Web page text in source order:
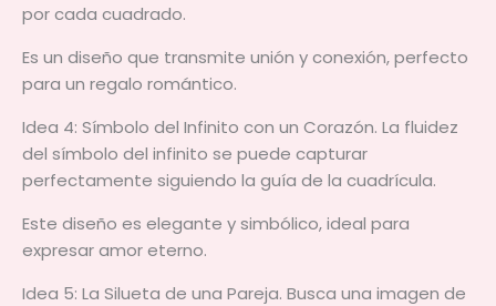
por cada cuadrado.
Es un diseño que transmite unión y conexión, perfecto
para un regalo romántico.
Idea 4: Símbolo del Infinito con un Corazón. La fluidez
del símbolo del infinito se puede capturar
perfectamente siguiendo la guía de la cuadrícula.
Este diseño es elegante y simbólico, ideal para
expresar amor eterno.
Idea 5: La Silueta de una Pareja. Busca una imagen de